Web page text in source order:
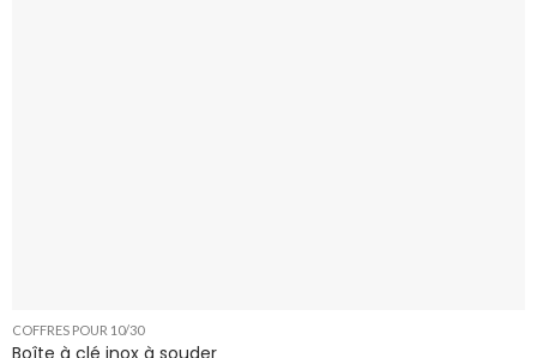
COFFRES POUR 10/30
Boîte à clé inox à souder